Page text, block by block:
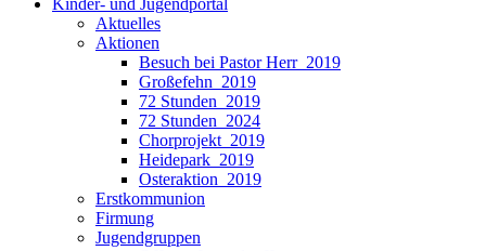
Kinder- und Jugendportal
Aktuelles
Aktionen
Besuch bei Pastor Herr_2019
Großefehn_2019
72 Stunden_2019
72 Stunden_2024
Chorprojekt_2019
Heidepark_2019
Osteraktion_2019
Erstkommunion
Firmung
Jugendgruppen